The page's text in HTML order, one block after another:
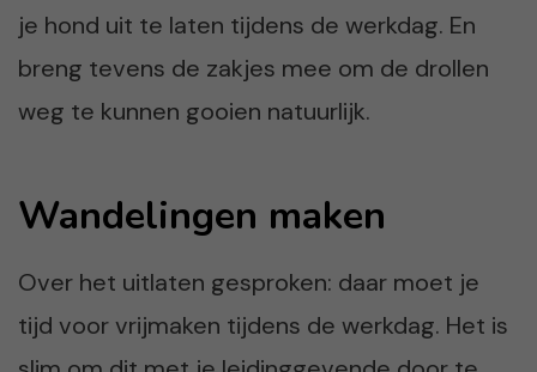
je hond uit te laten tijdens de werkdag. En
breng tevens de zakjes mee om de drollen
weg te kunnen gooien natuurlijk.
Wandelingen maken
Over het uitlaten gesproken: daar moet je
tijd voor vrijmaken tijdens de werkdag. Het is